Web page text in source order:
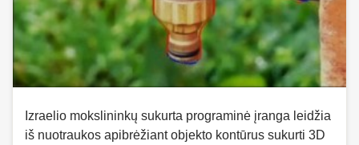
Izraelio mokslininkų sukurta programinė įranga leidžia
iš nuotraukos apibrėžiant objekto kontūrus sukurti 3D